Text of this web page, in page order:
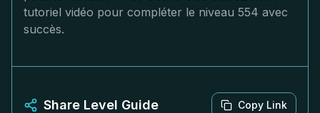
tutoriel vidéo pour compléter le niveau 554 avec
succès.
Share Level Guide Copy Link